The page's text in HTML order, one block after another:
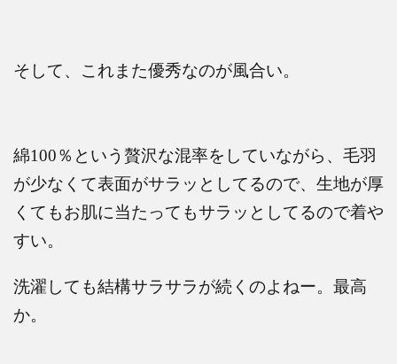
そして、これまた優秀なのが風合い。
綿100％という贅沢な混率をしていながら、毛羽
が少なくて表面がサラッとしてるので、生地が厚
くてもお肌に当たってもサラッとしてるので着や
すい。
洗濯しても結構サラサラが続くのよねー。最高
か。